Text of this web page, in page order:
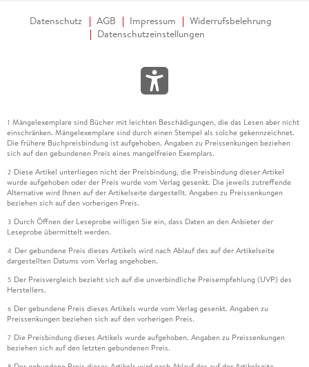
Datenschutz AGB Impressum
Widerrufsbelehrung
Datenschutzeinstellungen
1 Mängelexemplare sind Bücher mit leichten Beschädigungen, die das Lesen aber nicht
einschränken. Mängelexemplare sind durch einen Stempel als solche gekennzeichnet.
Die frühere Buchpreisbindung ist aufgehoben. Angaben zu Preissenkungen beziehen
sich auf den gebundenen Preis eines mangelfreien Exemplars.
2 Diese Artikel unterliegen nicht der Preisbindung, die Preisbindung dieser Artikel
wurde aufgehoben oder der Preis wurde vom Verlag gesenkt. Die jeweils zutreffende
Alternative wird Ihnen auf der Artikelseite dargestellt. Angaben zu Preissenkungen
beziehen sich auf den vorherigen Preis.
3 Durch Öffnen der Leseprobe willigen Sie ein, dass Daten an den Anbieter der
Leseprobe übermittelt werden.
4 Der gebundene Preis dieses Artikels wird nach Ablauf des auf der Artikelseite
dargestellten Datums vom Verlag angehoben.
5 Der Preisvergleich bezieht sich auf die unverbindliche Preisempfehlung (UVP) des
Herstellers.
6 Der gebundene Preis dieses Artikels wurde vom Verlag gesenkt. Angaben zu
Preissenkungen beziehen sich auf den vorherigen Preis.
7 Die Preisbindung dieses Artikels wurde aufgehoben. Angaben zu Preissenkungen
beziehen sich auf den letzten gebundenen Preis.